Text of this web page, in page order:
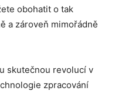
obohatit o tak
a zároveň mimořádně
skutečnou revolucí v
zpracování